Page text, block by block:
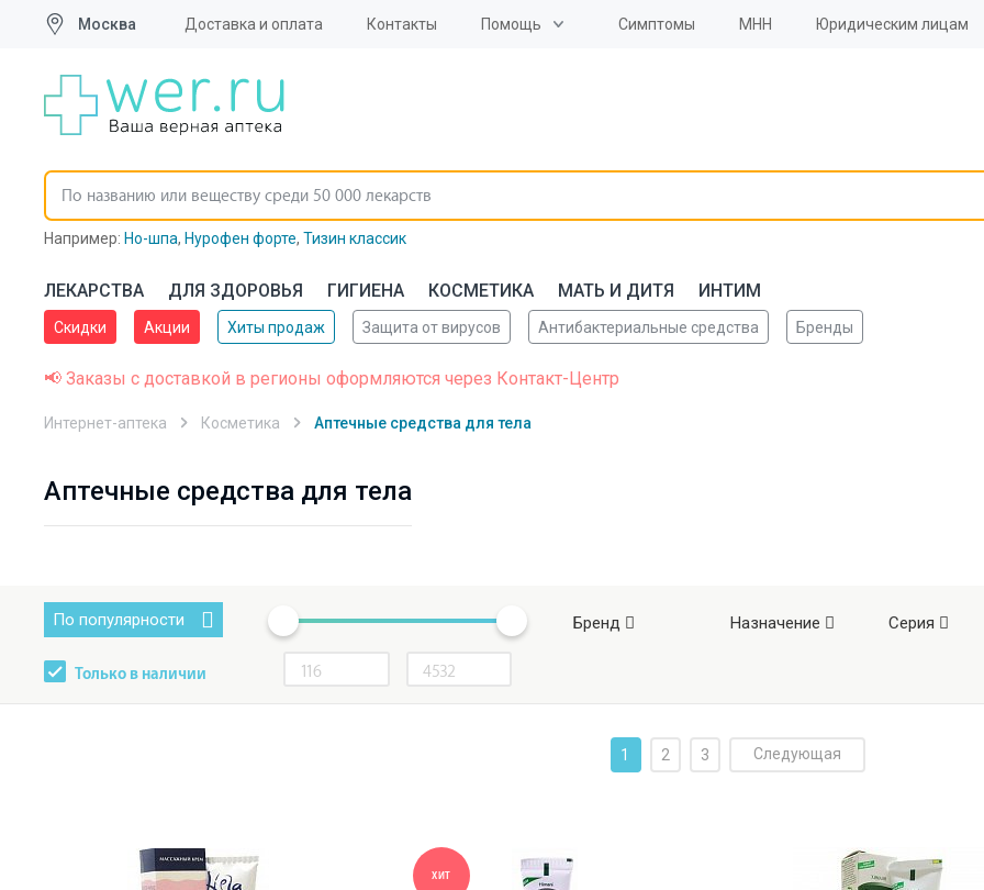
Москва Доставка и оплата Контакты Помощь Симптомы МНН Юридическим лицам
Например: Но-шпа, Нурофен форте, Тизин классик
ЛЕКАРСТВА ДЛЯ ЗДОРОВЬЯ ГИГИЕНА КОСМЕТИКА МАТЬ И ДИТЯ ИНТИМ
Скидки Акции Хиты продаж Защита от вирусов Антибактериальные средства Бренды
📢 Заказы с доставкой в регионы оформляются через Контакт-Центр
Интернет-аптека Косметика Аптечные средства для тела
Аптечные средства для тела
По популярности
Только в наличии
Бренд Назначение Серия
1 2 3 Следующая
ХИТ